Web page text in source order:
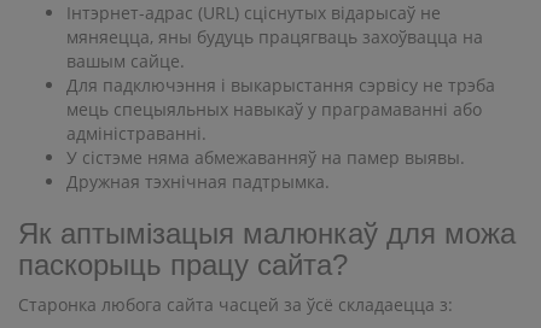
Інтэрнет-адрас (URL) сціснутых відарысаў не
мяняецца, яны будуць працягваць захоўвацца на
вашым сайце.
Для падключэння і выкарыстання сэрвісу не трэба
мець спецыяльных навыкаў у праграмаванні або
адміністраванні.
У сістэме няма абмежаванняў на памер выявы.
Дружная тэхнічная падтрымка.
Як аптымізацыя малюнкаў для можа
паскорыць працу сайта?
Старонка любога сайта часцей за ўсё складаецца з: